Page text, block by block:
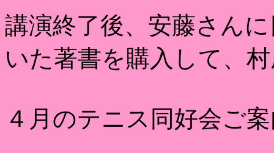
講演終了後、安藤さん
いた著書を購入して、
４月のテニス同好会ご